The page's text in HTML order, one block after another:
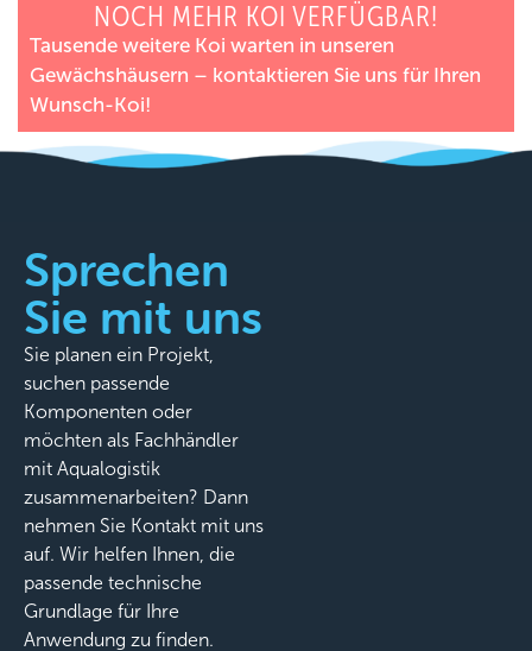
NOCH MEHR KOI VERFÜGBAR!
Tausende weitere Koi warten in unseren
Gewächshäusern – kontaktieren Sie uns für Ihren
Wunsch-Koi!
Sprechen
Sie mit uns
Sie planen ein Projekt,
suchen passende
Komponenten oder
möchten als Fachhändler
mit Aqualogistik
zusammenarbeiten? Dann
nehmen Sie Kontakt mit uns
auf. Wir helfen Ihnen, die
passende technische
Grundlage für Ihre
Anwendung zu finden.